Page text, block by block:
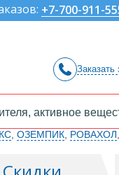
+7-700-911-
Заказать
ОЗЕМПИК РОВАХОЛ